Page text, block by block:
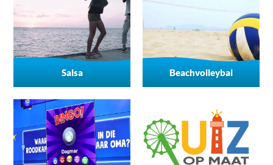
Salsa Beachvolleybal